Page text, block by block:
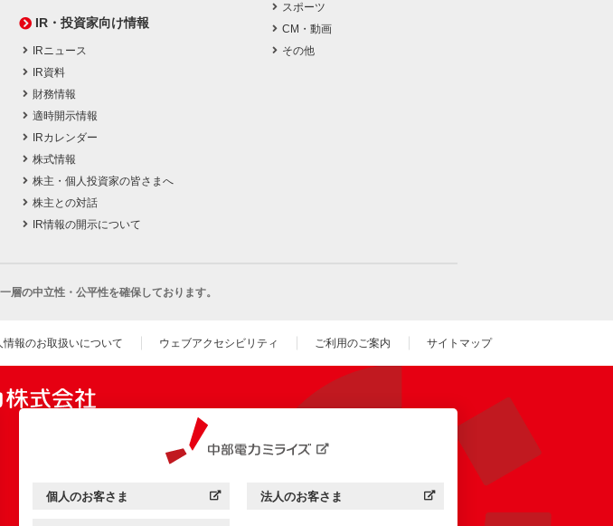
IR・投資家向け情報
IRニュース
IR資料
財務情報
適時開示情報
IRカレンダー
株式情報
株主・個人投資家の皆さまへ
株主との対話
IR情報の開示について
スポーツ
CM・動画
その他
層の中立性・公平性を確保しております。
情報のお取扱いについて ウェブアクセシビリティ ご利用のご案内 サイトマップ
中部電力ミライズ：
個人のお客さま
（新しいウィンドウを開きます） 中部電力ミライズ：
法人のお客さま
（新しいウィンドウを開きます）